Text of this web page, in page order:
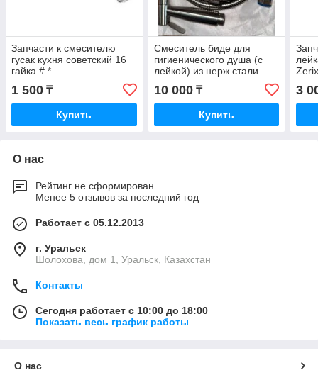
Запчасти к смесителю
гусак кухня советский 16
гайка # *
1 500 ₸
Купить
Смеситель биде для
гигиенического душа (с
лейкой) из нерж.стали
SUS-333 Armata
10 000₸
Купить
3
О нас
Рейтинг не сформирован
Менее 5 отзывов за последний год
Работает с 05.12.2013
г. Уральск
Шолохова, дом 1, Уральск, Казахстан
Контакты
Сегодня работает с 10:00 до 18:00
Показать весь график работы
О нас